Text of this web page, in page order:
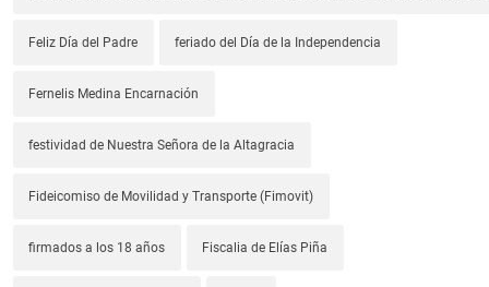
Feliz Día del Padre feriado del Día de la Independencia
Fernelis Medina Encarnación
festividad de Nuestra Señora de la Altagracia
Fideicomiso de Movilidad y Transporte (Fimovit)
firmados a los 18 años Fiscalia de Elías Piña